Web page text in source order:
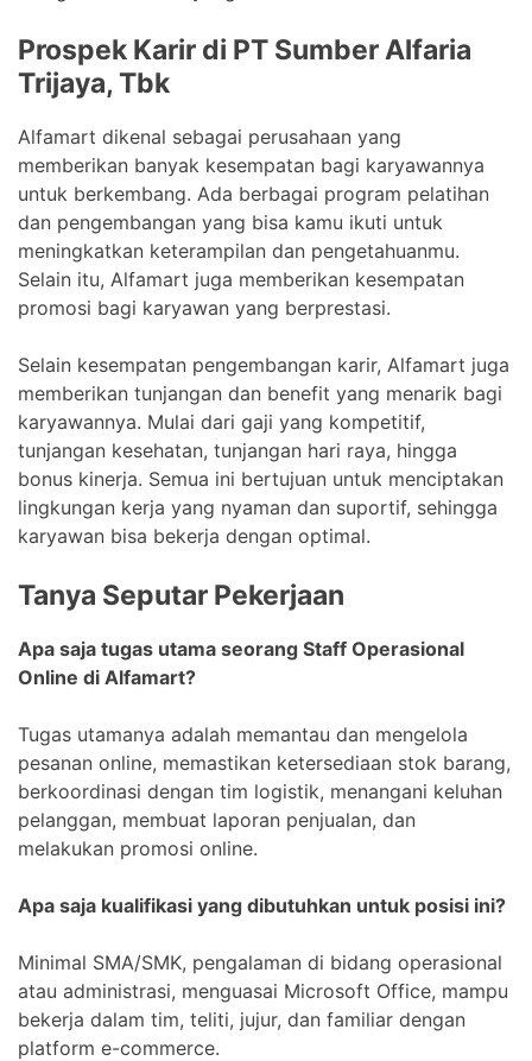
Prospek Karir di PT Sumber Alfaria
Trijaya, Tbk
Alfamart dikenal sebagai perusahaan yang
memberikan banyak kesempatan bagi karyawannya
untuk berkembang. Ada berbagai program pelatihan
dan pengembangan yang bisa kamu ikuti untuk
meningkatkan keterampilan dan pengetahuanmu.
Selain itu, Alfamart juga memberikan kesempatan
promosi bagi karyawan yang berprestasi.
Selain kesempatan pengembangan karir, Alfamart juga
memberikan tunjangan dan benefit yang menarik bagi
karyawannya. Mulai dari gaji yang kompetitif,
tunjangan kesehatan, tunjangan hari raya, hingga
bonus kinerja. Semua ini bertujuan untuk menciptakan
lingkungan kerja yang nyaman dan suportif, sehingga
karyawan bisa bekerja dengan optimal.
Tanya Seputar Pekerjaan
Apa saja tugas utama seorang Staff Operasional
Online di Alfamart?
Tugas utamanya adalah memantau dan mengelola
pesanan online, memastikan ketersediaan stok barang,
berkoordinasi dengan tim logistik, menangani keluhan
pelanggan, membuat laporan penjualan, dan
melakukan promosi online.
Apa saja kualifikasi yang dibutuhkan untuk posisi ini?
Minimal SMA/SMK, pengalaman di bidang operasional
atau administrasi, menguasai Microsoft Office, mampu
bekerja dalam tim, teliti, jujur, dan familiar dengan
platform e-commerce.